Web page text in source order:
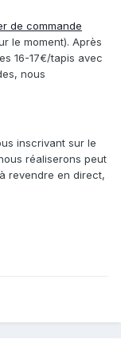
de commande
le moment). Après
16-17€/tapis avec
nous
inscrivant sur le
réaliserons peut
revendre en direct,